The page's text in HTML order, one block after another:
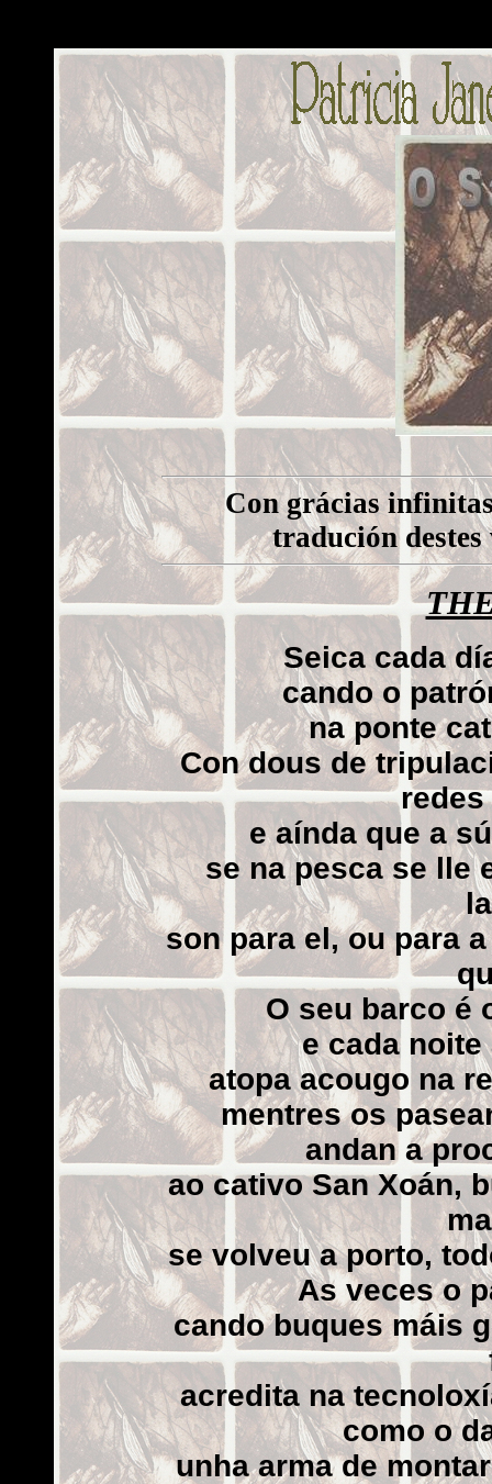
Con grácias
tradución destes
Seicacada
cando o
na ponte
Con dous de
e aínda que a
se na pesca se lle
son para el, ou para
O seu barco é
e cada
atopa acougo na
mentres os
andan a
ao cativo San Xoán,
se volveu a porto,
As veces o
cando buques máis
acredita na
como o
unha arma de